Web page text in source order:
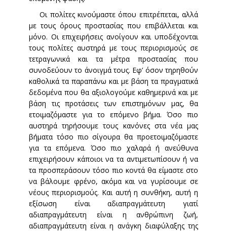
Οι πολίτες κινούμαστε όπου επιτρέπεται, αλλά
με τους όρους προστασίας που επιβάλλεται και
μόνο. Οι επιχειρήσεις ανοίγουν και υποδέχονται
τους πολίτες αυστηρά με τους περιορισμούς σε
τετραγωνικά και τα μέτρα προστασίας που
συνοδεύουν το άνοιγμά τους. Εφ’ όσον τηρηθούν
καθολικά τα παραπάνω και με βάση τα πραγματικά
δεδομένα που θα αξιολογούμε καθημερινά και με
βάση τις προτάσεις των επιστημόνων μας, θα
ετοιμαζόμαστε για το επόμενο βήμα. Όσο πιο
αυστηρά τηρήσουμε τους κανόνες στα νέα μας
βήματα τόσο πιο σίγουρα θα προετοιμαζόμαστε
για τα επόμενα. Όσο πιο χαλαρά ή ανεύθυνα
επιχειρήσουν κάποιοι να τα αντιμετωπίσουν ή να
τα προσπεράσουν τόσο πιο κοντά θα είμαστε στο
να βάλουμε φρένο, ακόμα και να γυρίσουμε σε
νέους περιορισμούς. Και αυτή η συνθήκη, αυτή η
εξίσωση είναι αδιαπραγμάτευτη γιατί
αδιαπραγμάτευτη είναι η ανθρώπινη ζωή,
αδιαπραγμάτευτη είναι η ανάγκη διαφύλαξης της